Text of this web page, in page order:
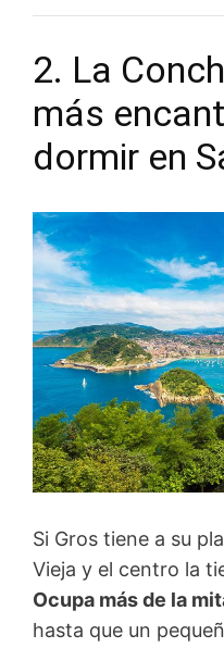
2. La
más
dormir en
Si Gros tiene a su
Vieja y el centro la
Ocupa más de la
hasta que un